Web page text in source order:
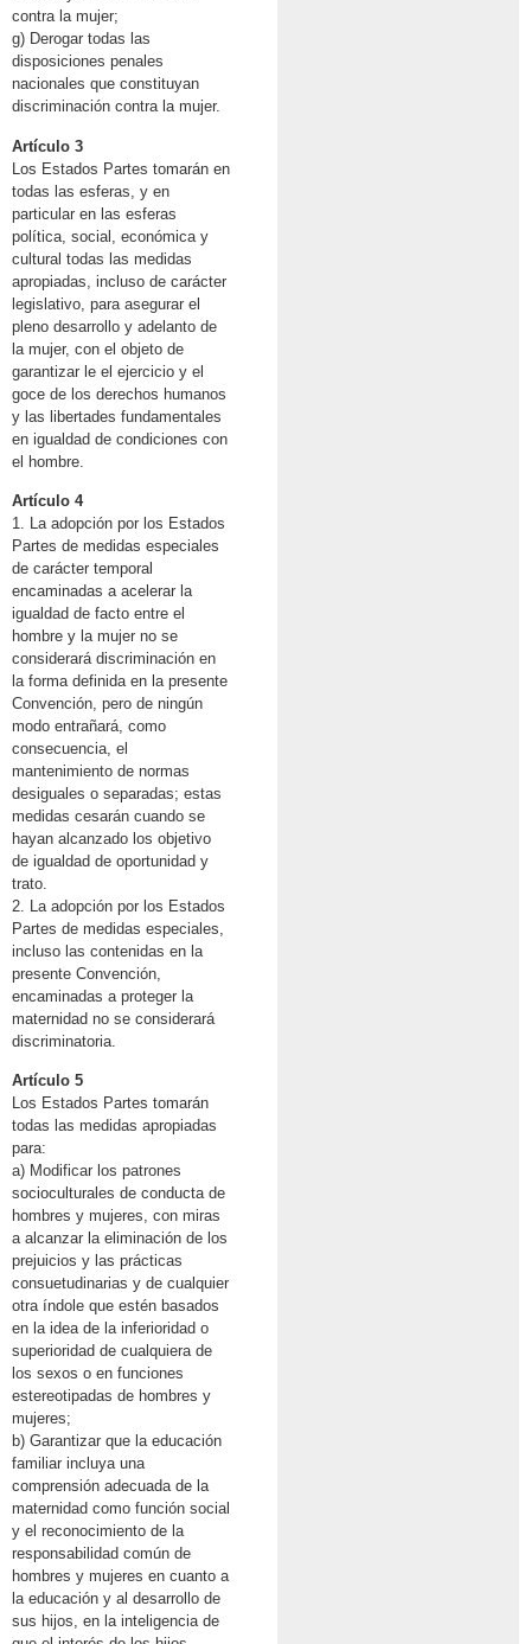
contra la mujer;
g) Derogar todas las
disposiciones penales
nacionales que constituyan
discriminación contra la mujer.
Artículo 3
Los Estados Partes tomarán en
todas las esferas, y en
particular en las esferas
política, social, económica y
cultural todas las medidas
apropiadas, incluso de carácter
legislativo, para asegurar el
pleno desarrollo y adelanto de
la mujer, con el objeto de
garantizar le el ejercicio y el
goce de los derechos humanos
y las libertades fundamentales
en igualdad de condiciones con
el hombre.
Artículo 4
1. La adopción por los Estados
Partes de medidas especiales
de carácter temporal
encaminadas a acelerar la
igualdad de facto entre el
hombre y la mujer no se
considerará discriminación en
la forma definida en la presente
Convención, pero de ningún
modo entrañará, como
consecuencia, el
mantenimiento de normas
desiguales o separadas; estas
medidas cesarán cuando se
hayan alcanzado los objetivo
de igualdad de oportunidad y
trato.
2. La adopción por los Estados
Partes de medidas especiales,
incluso las contenidas en la
presente Convención,
encaminadas a proteger la
maternidad no se considerará
discriminatoria.
Artículo 5
Los Estados Partes tomarán
todas las medidas apropiadas
para:
a) Modificar los patrones
socioculturales de conducta de
hombres y mujeres, con miras
a alcanzar la eliminación de los
prejuicios y las prácticas
consuetudinarias y de cualquier
otra índole que estén basados
en la idea de la inferioridad o
superioridad de cualquiera de
los sexos o en funciones
estereotipadas de hombres y
mujeres;
b) Garantizar que la educación
familiar incluya una
comprensión adecuada de la
maternidad como función social
y el reconocimiento de la
responsabilidad común de
hombres y mujeres en cuanto a
la educación y al desarrollo de
sus hijos, en la inteligencia de